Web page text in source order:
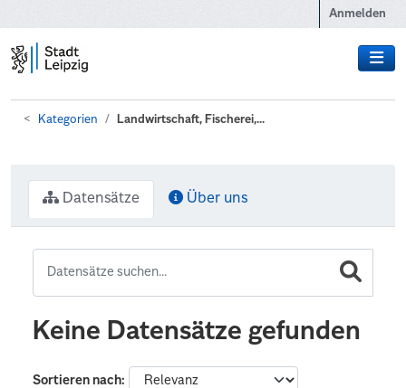
Anmelden
Kategorien Landwirtschaft, Fischerei,...
Datensätze Über uns
Keine Datensätze gefunden
Sortieren nach